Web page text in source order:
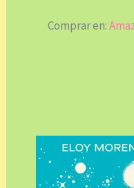
Comprar en: